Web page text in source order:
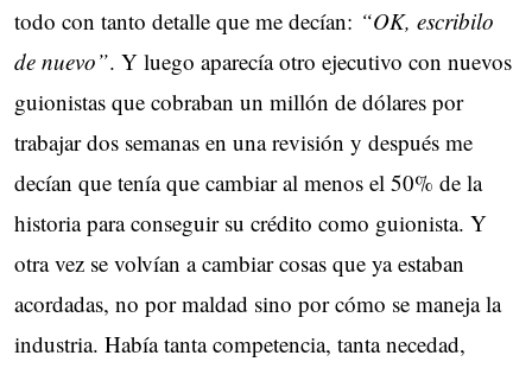
todo con tanto detalle que me decían: “OK, escribilo
de nuevo”. Y luego aparecía otro ejecutivo con nuevos
guionistas que cobraban un millón de dólares por
trabajar dos semanas en una revisión y después me
decían que tenía que cambiar al menos el 50% de la
historia para conseguir su crédito como guionista. Y
otra vez se volvían a cambiar cosas que ya estaban
acordadas, no por maldad sino por cómo se maneja la
industria. Había tanta competencia, tanta necedad,